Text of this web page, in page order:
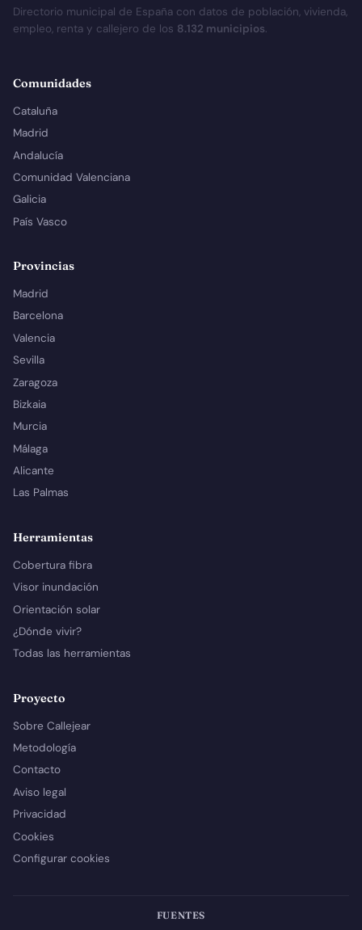
Directorio municipal de España con datos de población, vivienda,
empleo, renta y callejero de los 8.132 municipios.
Comunidades
Cataluña
Madrid
Andalucía
Comunidad Valenciana
Galicia
País Vasco
Provincias
Madrid
Barcelona
Valencia
Sevilla
Zaragoza
Bizkaia
Murcia
Málaga
Alicante
Las Palmas
Herramientas
Cobertura fibra
Visor inundación
Orientación solar
¿Dónde vivir?
Todas las herramientas
Proyecto
Sobre Callejear
Metodología
Contacto
Aviso legal
Privacidad
Cookies
Configurar cookies
FUENTES